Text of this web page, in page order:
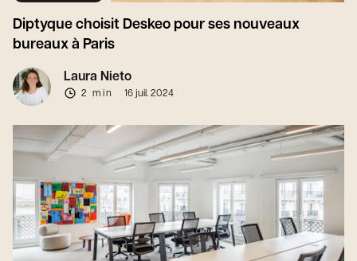
Diptyque choisit Deskeo pour ses nouveaux
bureaux à Paris
Laura Nieto
2 min 16 juil. 2024